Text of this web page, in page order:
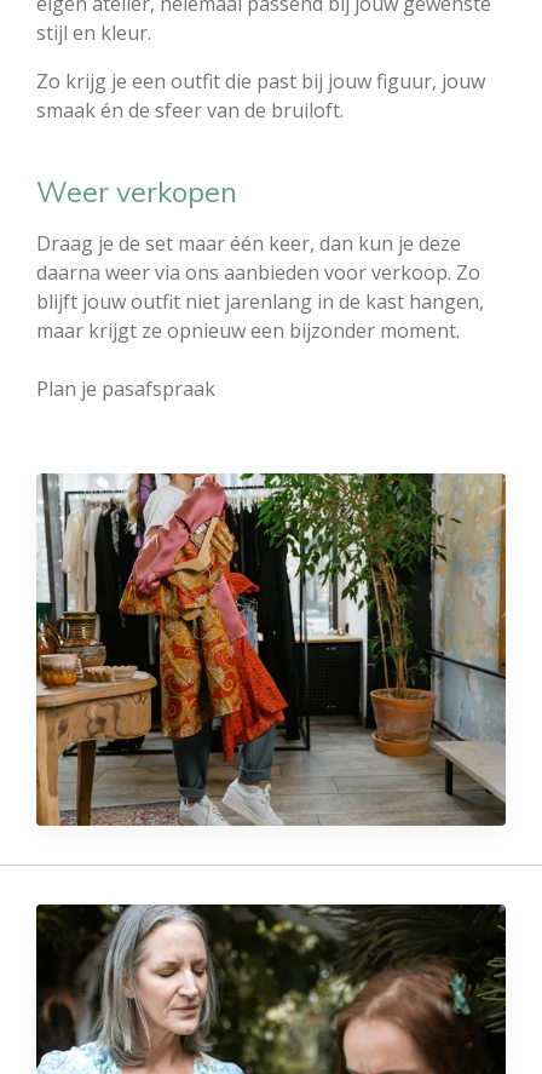
stijl en kleur.
Zo krijg je een outfit die past bij jouw figuur, jouw
smaak én de sfeer van de bruiloft.
Weer verkopen
Draag je de set maar één keer, dan kun je deze
daarna weer via ons aanbieden voor verkoop. Zo
blijft jouw outfit niet jarenlang in de kast hangen,
maar krijgt ze opnieuw een bijzonder moment.
Plan je pasafspraak